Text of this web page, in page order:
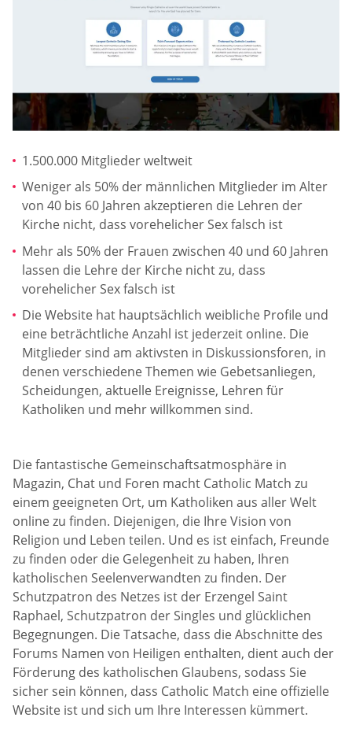
1.500.000 Mitglieder weltweit
Weniger als 50% der männlichen Mitglieder im Alter
von 40 bis 60 Jahren akzeptieren die Lehren der
Kirche nicht, dass vorehelicher Sex falsch ist
Mehr als 50% der Frauen zwischen 40 und 60 Jahren
lassen die Lehre der Kirche nicht zu, dass
vorehelicher Sex falsch ist
Die Website hat hauptsächlich weibliche Profile und
eine beträchtliche Anzahl ist jederzeit online. Die
Mitglieder sind am aktivsten in Diskussionsforen, in
denen verschiedene Themen wie Gebetsanliegen,
Scheidungen, aktuelle Ereignisse, Lehren für
Katholiken und mehr willkommen sind.
Die fantastische Gemeinschaftsatmosphäre in
Magazin, Chat und Foren macht Catholic Match zu
einem geeigneten Ort, um Katholiken aus aller Welt
online zu finden. Diejenigen, die Ihre Vision von
Religion und Leben teilen. Und es ist einfach, Freunde
zu finden oder die Gelegenheit zu haben, Ihren
katholischen Seelenverwandten zu finden. Der
Schutzpatron des Netzes ist der Erzengel Saint
Raphael, Schutzpatron der Singles und glücklichen
Begegnungen. Die Tatsache, dass die Abschnitte des
Forums Namen von Heiligen enthalten, dient auch der
Förderung des katholischen Glaubens, sodass Sie
sicher sein können, dass Catholic Match eine offizielle
Website ist und sich um Ihre Interessen kümmert.